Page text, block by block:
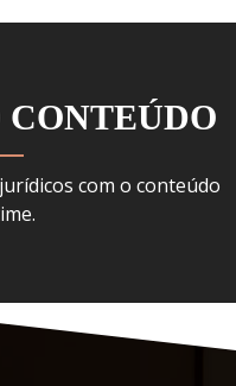
CONTEÚDO
com o conteúdo